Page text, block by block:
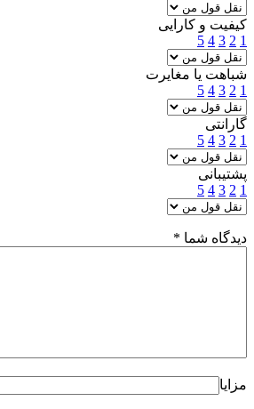
کیفیت و کارایی
1
2
3
4
5
شباهت یا مغایرت
1
2
3
4
5
گارانتی
1
2
3
4
5
پشتیبانی
1
2
3
4
5
دیدگاه شما *
مزایا